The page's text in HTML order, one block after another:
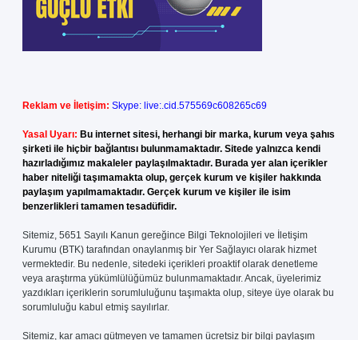
Reklam ve İletişim: Skype: live:.cid.575569c608265c69
Yasal Uyarı: Bu internet sitesi, herhangi bir marka, kurum veya şahıs
şirketi ile hiçbir bağlantısı bulunmamaktadır. Sitede yalnızca kendi
hazırladığımız makaleler paylaşılmaktadır. Burada yer alan içerikler
haber niteliği taşımamakta olup, gerçek kurum ve kişiler hakkında
paylaşım yapılmamaktadır. Gerçek kurum ve kişiler ile isim
benzerlikleri tamamen tesadüfidir.
Sitemiz, 5651 Sayılı Kanun gereğince Bilgi Teknolojileri ve İletişim
Kurumu (BTK) tarafından onaylanmış bir Yer Sağlayıcı olarak hizmet
vermektedir. Bu nedenle, sitedeki içerikleri proaktif olarak denetleme
veya araştırma yükümlülüğümüz bulunmamaktadır. Ancak, üyelerimiz
yazdıkları içeriklerin sorumluluğunu taşımakta olup, siteye üye olarak bu
sorumluluğu kabul etmiş sayılırlar.
Sitemiz, kar amacı gütmeyen ve tamamen ücretsiz bir bilgi paylaşım